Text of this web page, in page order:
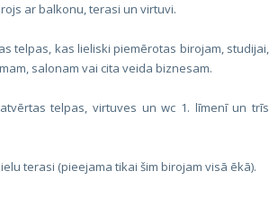
ar balkonu, terasi un virtuvi.
telpas, kas lieliski piemērotas birojam, studijai,
salonam vai cita veida biznesam.
telpas, virtuves un wc 1. līmenī un trīs
terasi (pieejama tikai šim birojam visā ēkā).